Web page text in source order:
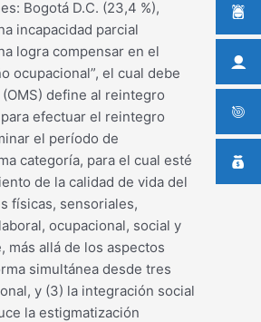
Bogotá D.C. (23,4 %),
incapacidad parcial
logra compensar en el
ocupacional”, el cual debe
define al reintegro
efectuar el reintegro
el período de
categoría, para el cual esté
de la calidad de vida del
físicas, sensoriales,
ocupacional, social y
allá de los aspectos
simultánea desde tres
y (3) la integración social
la estigmatización